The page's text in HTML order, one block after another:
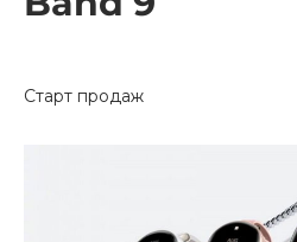
График платежей
Старт продаж